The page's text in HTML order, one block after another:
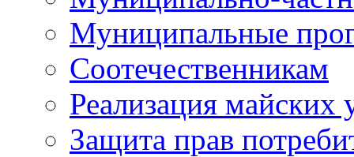
Муниципальные
Соотечественникам
Реализация майских
Защита прав